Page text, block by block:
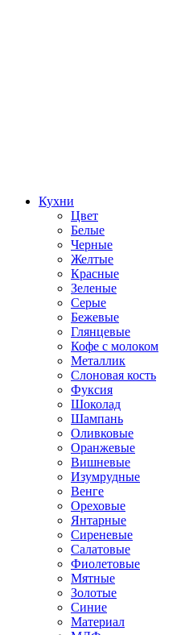
Кухни
Цвет
Белые
Черные
Желтые
Красные
Зеленые
Серые
Бежевые
Глянцевые
Кофе с молоком
Металлик
Слоновая кость
Фуксия
Шоколад
Шампань
Оливковые
Оранжевые
Вишневые
Изумрудные
Венге
Ореховые
Янтарные
Сиреневые
Салатовые
Фиолетовые
Мятные
Золотые
Синие
Материал